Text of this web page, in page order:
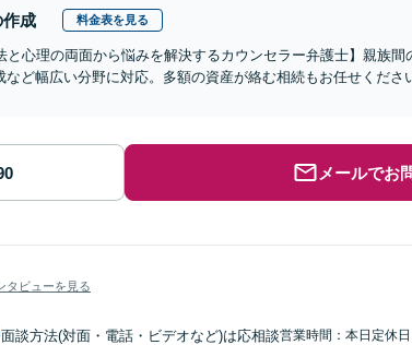
作成 料金表を見る
と心理の両面から悩みを解決するカウンセラー弁護士】親族
ど幅広い分野に対応。多額の資産が絡む相続もお任せくださ
メールでお
タビューを見る
面談方法(対面・電話・ビデオなど)は応相談営業時間：本日定休日